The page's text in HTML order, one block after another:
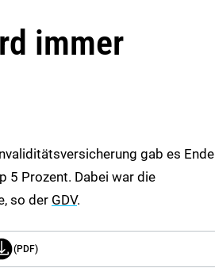
immer
gab es Ende
5 Prozent. Dabei war die
so der GDV.
(PDF)